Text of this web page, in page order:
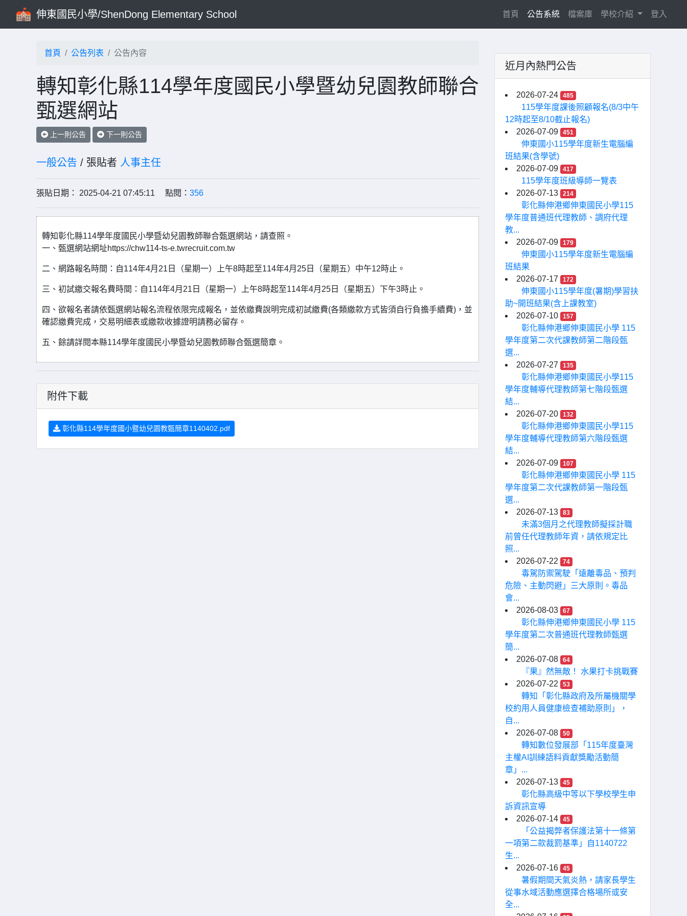
伸東國民小學/ShenDong Elementary School 首頁 (current)
公告系統 檔案庫 學校介紹 登入
首頁 公告列表 公告內容
轉知彰化縣114學年度國民小學暨幼兒園教師聯合
甄選網站
上一則公告 下一則公告
一般公告 / 張貼者 人事主任
張貼日期： 2025-04-21 07:45:11 點閱： 356
轉知彰化縣114學年度國民小學暨幼兒園教師聯合甄選網站，請查照。
一、甄選網站網址https://chw114-ts-e.twrecruit.com.tw
二、網路報名時間：自114年4月21日（星期一）上午8時起至114年4月25日（星期五）中午12時止。
三、初試繳交報名費時間：自114年4月21日（星期一）上午8時起至114年4月25日（星期五）下午3時止。
四、欲報名者請依甄選網站報名流程依限完成報名，並依繳費說明完成初試繳費(各類繳款方式皆須自行負擔手續費)，並
確認繳費完成，交易明細表或繳款收據證明請務必留存。
五、餘請詳閱本縣114學年度國民小學暨幼兒園教師聯合甄選簡章。
附件下載
彰化縣114學年度國小暨幼兒園教甄簡章1140402.pdf
近月內熱門公告
2026-07-24 485
115學年度課後照顧報名(8/3中午
12時起至8/10截止報名)
2026-07-09
451
伸東國小115學年度新生電腦編
班結果(含學號)
2026-07-09
417
115學年度班級導師一覽表
2026-07-13
214
彰化縣伸港鄉伸東國民小學115
學年度普通班代理教師、調府代理
教...
2026-07-09
179
伸東國小115學年度新生電腦編
班結果
2026-07-17
172
伸東國小115學年度(暑期)學習扶
助~開班結果(含上課教室)
2026-07-10
157
彰化縣伸港鄉伸東國民小學 115
學年度第二次代課教師第二階段甄
選...
2026-07-27
135
彰化縣伸港鄉伸東國民小學115
學年度輔導代理教師第七階段甄選
結...
2026-07-20
132
彰化縣伸港鄉伸東國民小學115
學年度輔導代理教師第六階段甄選
結...
2026-07-09
107
彰化縣伸港鄉伸東國民小學 115
學年度第二次代課教師第一階段甄
選...
2026-07-13
83
未滿3個月之代理教師擬採計職
前曾任代理教師年資，請依規定比
照...
2026-07-22
74
毒駕防禦駕駛「遠離毒品、預判
危險、主動閃避」三大原則。毒品
會...
2026-08-03
67
彰化縣伸港鄉伸東國民小學 115
學年度第二次普通班代理教師甄選
簡...
2026-07-08
64
『果』然無敵！ 水果打卡挑戰賽
2026-07-22
53
轉知「彰化縣政府及所屬機關學
校約用人員健康檢查補助原則」，
自...
2026-07-08
50
轉知數位發展部「115年度臺灣
主權AI訓練語料貢獻獎勵活動簡
章」...
2026-07-13
45
彰化縣高級中等以下學校學生申
訴資訊宣導
2026-07-14
45
「公益揭弊者保護法第十一條第
一項第二款裁罰基準」自1140722
生...
2026-07-16
45
暑假期間天氣炎熱，請家長學生
從事水域活動應選擇合格場所或安
全...